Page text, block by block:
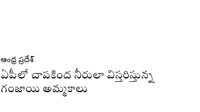
ఆంధ్ర ప్రదేశ్
ఏపీలో చాపకింద నీరులా విస్తరిస్తున్న
గంజాయి అమ్మకాలు